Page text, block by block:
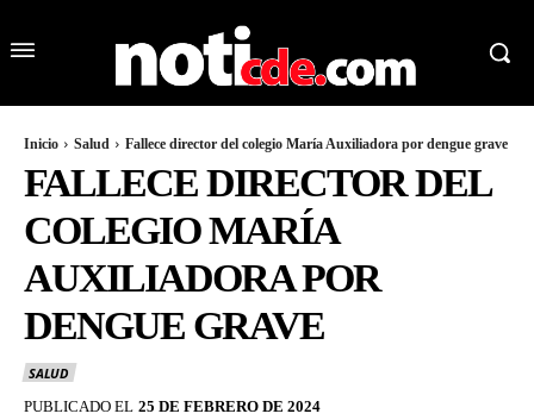
Inicio Salud Fallece director del colegio María Auxiliadora por dengue grave
FALLECE DIRECTOR DEL
COLEGIO MARÍA
AUXILIADORA POR
DENGUE GRAVE
SALUD
PUBLICADO EL 25 DE FEBRERO DE 2024